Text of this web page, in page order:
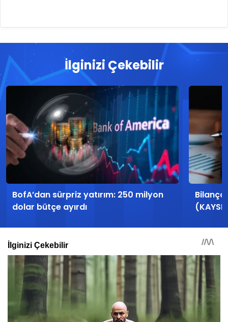
İlginizi Çekebilir
BofA’dan sürpriz yatırım: 250 milyon
dolar bütçe ayırdı
Bilanço